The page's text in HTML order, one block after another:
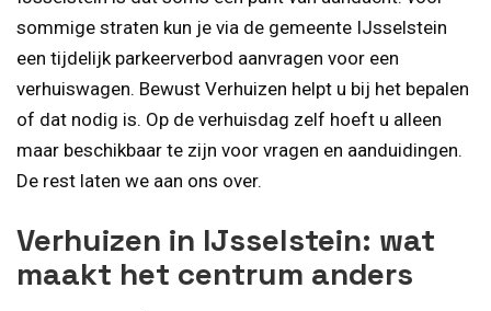
sommige straten kun je via de gemeente IJsselstein
een tijdelijk parkeerverbod aanvragen voor een
verhuiswagen. Bewust Verhuizen helpt u bij het bepalen
of dat nodig is. Op de verhuisdag zelf hoeft u alleen
maar beschikbaar te zijn voor vragen en aanduidingen.
De rest laten we aan ons over.
Verhuizen in IJsselstein: wat
maakt het centrum anders